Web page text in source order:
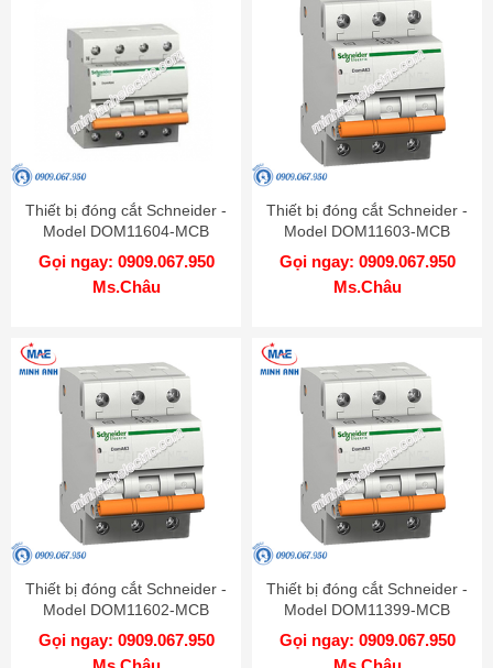
Thiết bị đóng cắt Schneider -
Model DOM11604-MCB
Gọi ngay: 0909.067.950
Ms.Châu
Thiết bị đóng cắt Schneider -
Model DOM11603-MCB
Gọi ngay: 0909.067.950
Ms.Châu
Thiết bị đóng cắt Schneider -
Model DOM11602-MCB
Gọi ngay: 0909.067.950
Thiết bị đóng cắt Schneider -
Model DOM11399-MCB
Gọi ngay: 0909.067.950